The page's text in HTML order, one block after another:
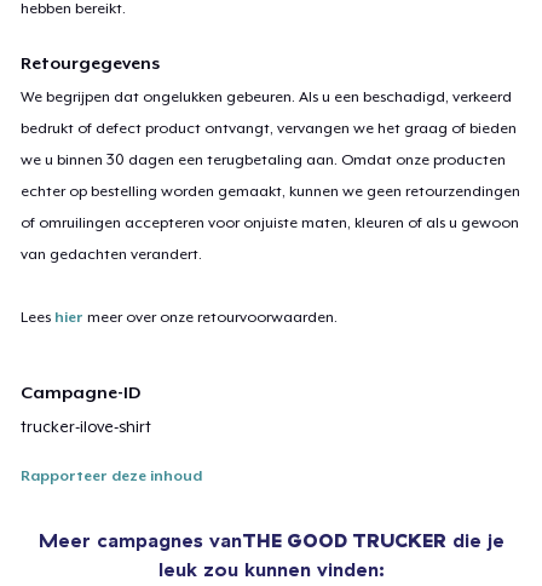
hebben bereikt.
Retourgegevens
We begrijpen dat ongelukken gebeuren. Als u een beschadigd, verkeerd
bedrukt of defect product ontvangt, vervangen we het graag of bieden
we u binnen 30 dagen een terugbetaling aan. Omdat onze producten
echter op bestelling worden gemaakt, kunnen we geen retourzendingen
of omruilingen accepteren voor onjuiste maten, kleuren of als u gewoon
van gedachten verandert.
Lees hier meer over onze retourvoorwaarden.
Campagne-ID
trucker-ilove-shirt
Rapporteer deze inhoud
Meer campagnes vanTHE GOOD TRUCKER die je
leuk zou kunnen vinden: